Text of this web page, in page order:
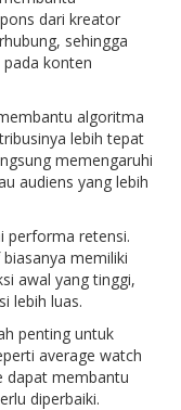
dari kreator
sehingga
konten
algoritma
lebih tepat
memengaruhi
audiens yang lebih
performa retensi.
memiliki
awal yang tinggi,
lebih luas.
penting untuk
average watch
dapat membantu
diperbaiki.